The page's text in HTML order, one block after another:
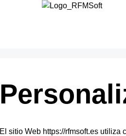
El sitio Web https://rfmsoft.es utiliza